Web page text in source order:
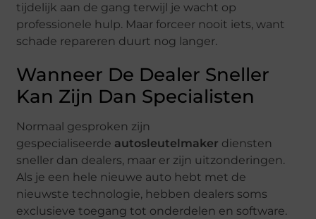
tijdelijk aan de gang terwijl je wacht op
professionele hulp. Maar forceer nooit iets, want
schade repareren duurt nog langer.
Wanneer De Dealer Sneller
Kan Zijn Dan Specialisten
Normaal gesproken zijn
gespecialiseerde autosleutelmaker diensten
sneller dan dealers, maar er zijn uitzonderingen.
Als je een hele nieuwe auto hebt met de
nieuwste technologie, hebben dealers soms
exclusieve toegang tot onderdelen en software.